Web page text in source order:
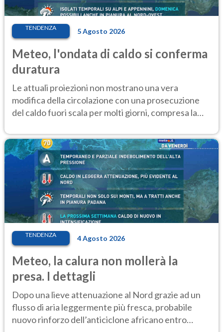
TENDENZA 5 Agosto 2026
Meteo, l'ondata di caldo si conferma
duratura
Le attuali proiezioni non mostrano una vera
modifica della circolazione con una prosecuzione
del caldo fuori scala per molti giorni, compresa la
TENDENZA 4 Agosto 2026
Meteo, la calura non mollerà la
presa. I dettagli
Dopo una lieve attenuazione al Nord grazie ad un
flusso di aria leggermente più fresca, probabile
nuovo rinforzo dell’anticiclone africano entro